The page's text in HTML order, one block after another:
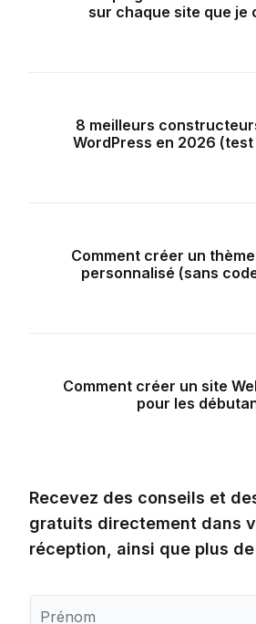
sur chaque site que je
8 meilleurs
WordPress en 2026
Comment créer un
personnalisé (sans
Comment créer un site
pour les
Recevez des conseils et
gratuits directement dans
réception, ainsi que plus